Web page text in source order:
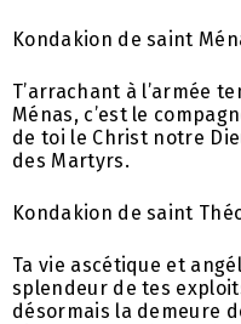
Kondakion de saint
T’arrachant à l’armée
Ménas, c’est le
de toi le Christ notre
des Martyrs.
Kondakion de saint
Ta vie ascétique et
splendeur de tes
désormais la demeure